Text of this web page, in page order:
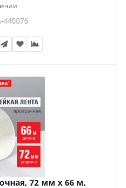
440076
72 мм х 66 м,